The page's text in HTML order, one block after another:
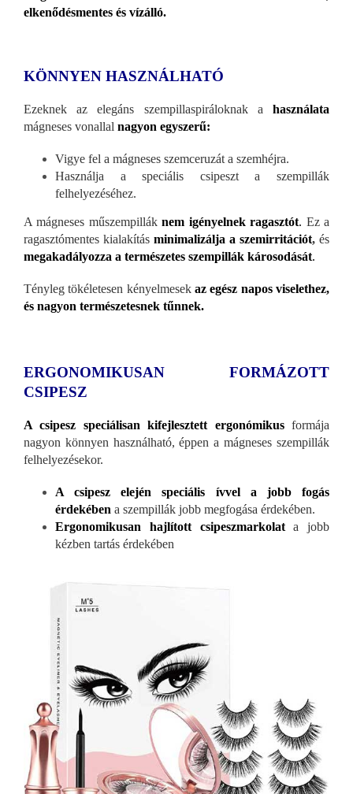
elkenődésmentes és vízálló.
KÖNNYEN HASZNÁLHATÓ
Ezeknek az elegáns szempillaspiráloknak ahasználata
mágneses vonallal nagyon egyszerű:
Vigye fel a mágneses szemceruzát a szemhéjra.
Használja a speciális csipeszt a szempillák
felhelyezéséhez.
A mágneses műszempilláknem igényelnek ragasztót. Ez a
ragasztómentes kialakítás minimalizálja a szemirritációt, és
megakadályozza a természetes szempillák károsodását.
Tényleg tökéletesen kényelmesek az egész napos viselethez,
és nagyon természetesnek tűnnek.
ERGONOMIKUSAN FORMÁZOTT
CSIPESZ
A csipesz speciálisan kifejlesztett ergonómikusformája
nagyon könnyen használható, éppen a mágneses szempillák
felhelyezésekor.
A csipesz elején speciális ívvel a jobb fogás
érdekében a szempillák jobb megfogása érdekében.
Ergonomikusan hajlított csipeszmarkolata jobb
kézben tartás érdekében